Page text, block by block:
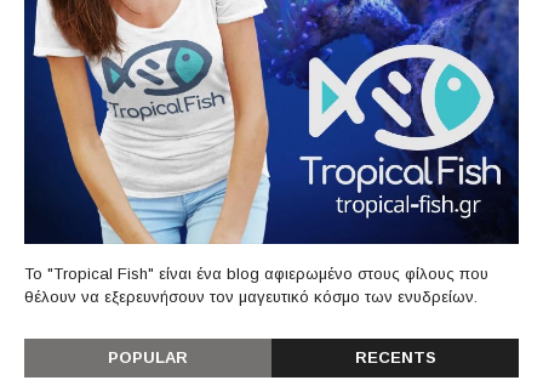
Το "Tropical Fish" είναι ένα blog αφιερωμένο στους φίλους που
θέλουν να εξερευνήσουν τον μαγευτικό κόσμο των ενυδρείων.
POPULAR RECENTS